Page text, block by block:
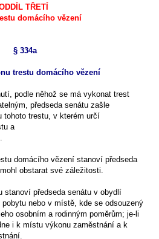
TŘETÍ
domácího vězení
§ 334a
trestu domácího vězení
podle něhož se má vykonat trest
předseda senátu zašle
tohoto trestu, v kterém určí
a
domácího vězení stanoví předseda
obstarat své záležitosti.
stanoví předseda senátu v obydlí
nebo v místě, kde se odsouzený
osobním a rodinným poměrům; je-li
i k místu výkonu zaměstnání a k